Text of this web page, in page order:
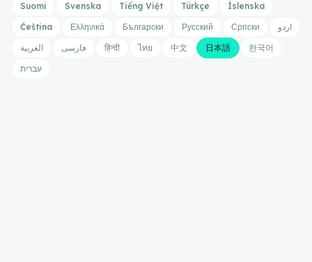
Suomi
Svenska Tiếng Việt Türkçe
Íslenska
Čeština
Ελληνικά Български Русский Српски
اردو
العربية
فارسی हिन्दी ไทย 中文 日本語
한국어
עברית